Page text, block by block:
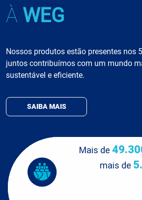
À WEG
Nossos produtos estão presentes nos
juntos contribuímos com um mundo
sustentável e eficiente.
SAIBA MAIS
Mais de
mais de